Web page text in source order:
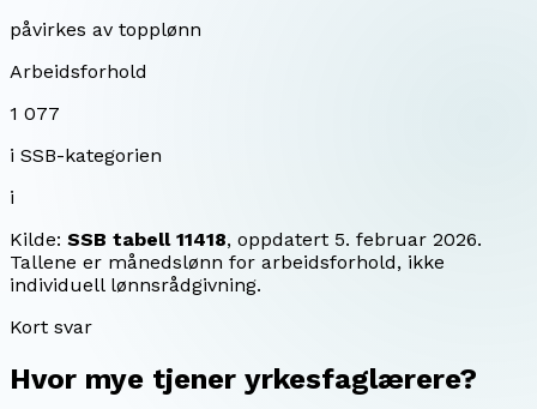
påvirkes av topplønn
Arbeidsforhold
1 077
i SSB-kategorien
i
Kilde: SSB tabell 11418, oppdatert 5. februar 2026.
Tallene er månedslønn for arbeidsforhold, ikke
individuell lønnsrådgivning.
Kort svar
Hvor mye tjener yrkesfaglærere?